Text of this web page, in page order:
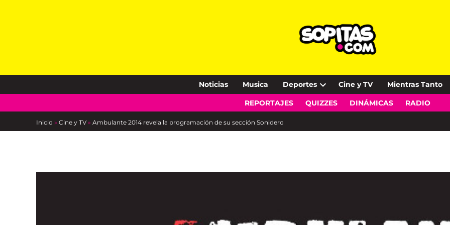
Noticias Musica Deportes
Open
dropdown
Cine y TV Mientras Tanto
REPORTAJES QUIZZES DINÁMICAS RADIO
Inicio » Cine y TV » Ambulante 2014 revela la programación de su sección Sonidero